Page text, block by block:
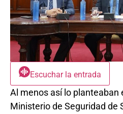
Escuchar la entrada
Al menos así lo planteaban
Ministerio de Seguridad de